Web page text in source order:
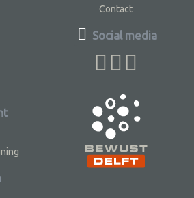
Contact
Social media